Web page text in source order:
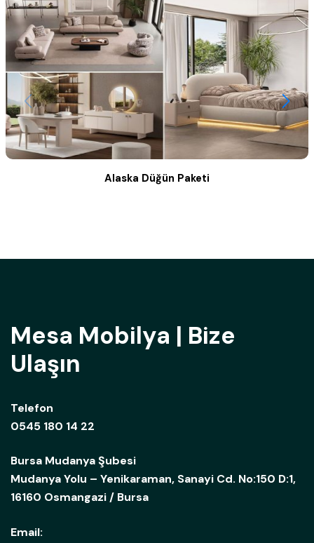
Alaska Düğün Paketi
Mesa Mobilya | Bize
Ulaşın
Telefon
0545 180 14 22
Bursa Mudanya Şubesi
Mudanya Yolu – Yenikaraman, Sanayi Cd. No:150 D:1,
16160 Osmangazi / Bursa
Email: